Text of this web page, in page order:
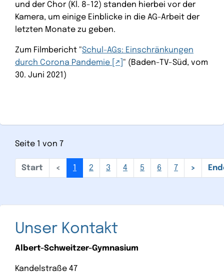
und der Chor (Kl. 8-12) standen hierbei vor der
Kamera, um einige Einblicke in die AG-Arbeit der
letzten Monate zu geben.
Zum Filmbericht "Schul-AGs: Einschränkungen
durch Corona Pandemie
" (Baden-TV-Süd, vom
30. Juni 2021)
Seite 1 von 7
1 2 3 4 5 6 7
Unser Kontakt
Albert-Schweitzer-Gymnasium
Kandelstraße 47